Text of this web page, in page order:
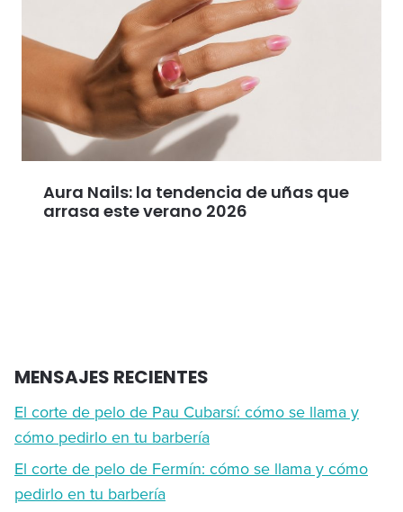
Aura Nails: la tendencia de uñas que
arrasa este verano 2026
MENSAJES RECIENTES
El corte de pelo de Pau Cubarsí: cómo se llama y
cómo pedirlo en tu barbería
El corte de pelo de Fermín: cómo se llama y cómo
pedirlo en tu barbería